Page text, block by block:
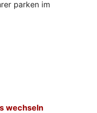
parken im
wechseln